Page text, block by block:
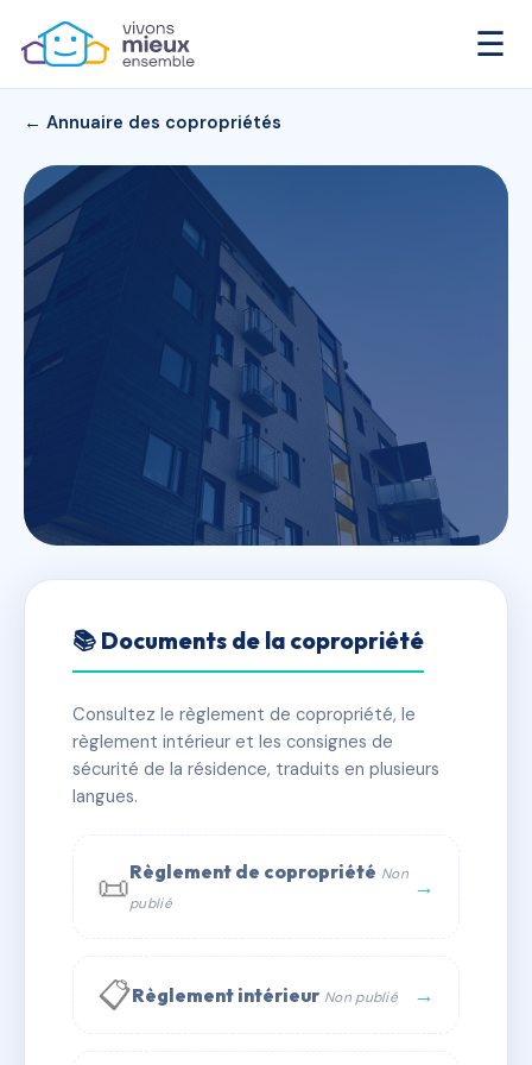
☰
← Annuaire des copropriétés
DESAIX
✓ Immatriculée 🏠 18 lots 🏗 1 bâtiment(s)
📞 Contacter Syndic Digital
📚 Documents de la copropriété
Consultez le règlement de copropriété, le
règlement intérieur et les consignes de
sécurité de la résidence, traduits en plusieurs
langues.
📜Règlement de copropriété Non
publié
→
📋Règlement intérieur Non publié →